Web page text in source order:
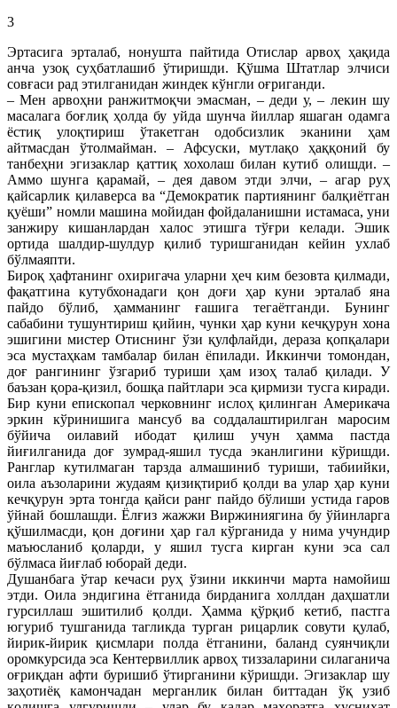
3
Эртасига эрталаб, нонушта пайтида Отислар арвоҳ ҳақида
анча узоқ суҳбатлашиб ўтиришди. Қўшма Штатлар элчиси
совғаси рад этилганидан жиндек кўнгли оғриганди.
– Мен арвоҳни ранжитмоқчи эмасман, – деди у, – лекин шу
масалага боғлиқ ҳолда бу уйда шунча йиллар яшаган одамга
ёстиқ улоқтириш ўтакетган одобсизлик эканини ҳам
айтмасдан ўтолмайман. – Афсуски, мутлақо ҳаққоний бу
танбеҳни эгизаклар қаттиқ хохолаш билан кутиб олишди. –
Аммо шунга қарамай, – дея давом этди элчи, – агар руҳ
қайсарлик қилаверса ва “Демократик партиянинг балқиётган
қуёши” номли машина мойидан фойдаланишни истамаса, уни
занжиру кишанлардан халос этишга тўғри келади. Эшик
ортида шалдир-шулдур қилиб туришганидан кейин ухлаб
бўлмаяпти.
Бироқ ҳафтанинг охиригача уларни ҳеч ким безовта қилмади,
фақатгина кутубхонадаги қон доғи ҳар куни эрталаб яна
пайдо бўлиб, ҳамманинг ғашига тегаётганди. Бунинг
сабабини тушунтириш қийин, чунки ҳар куни кечқурун хона
эшигини мистер Отиснинг ўзи қулфлайди, дераза қопқалари
эса мустаҳкам тамбалар билан ёпилади. Иккинчи томондан,
доғ рангининг ўзгариб туриши ҳам изоҳ талаб қилади. У
баъзан қора-қизил, бошқа пайтлари эса қирмизи тусга киради.
Бир куни епископал черковнинг ислоҳ қилинган Америкача
эркин кўринишига мансуб ва соддалаштирилган маросим
бўйича оилавий ибодат қилиш учун ҳамма пастда
йиғилганида доғ зумрад-яшил тусда эканлигини кўришди.
Ранглар кутилмаган тарзда алмашиниб туриши, табиийки,
оила аъзоларини жудаям қизиқтириб қолди ва улар ҳар куни
кечқурун эрта тонгда қайси ранг пайдо бўлиши устида гаров
ўйнай бошлашди. Ёлғиз жажжи Виржиниягина бу ўйинларга
қўшилмасди, қон доғини ҳар гал кўрганида у нима учундир
маъюсланиб қоларди, у яшил тусга кирган куни эса сал
бўлмаса йиғлаб юборай деди.
Душанбага ўтар кечаси руҳ ўзини иккинчи марта намойиш
этди. Оила эндигина ётганида бирданига холлдан даҳшатли
гурсиллаш эшитилиб қолди. Ҳамма қўрқиб кетиб, пастга
югуриб тушганида тагликда турган рицарлик совути қулаб,
йирик-йирик қисмлари полда ётганини, баланд суянчиқли
оромкурсида эса Кентервиллик арвоҳ тиззаларини силаганича
оғриқдан афти буришиб ўтирганини кўришди. Эгизаклар шу
заҳотиёқ камончадан мерганлик билан биттадан ўқ узиб